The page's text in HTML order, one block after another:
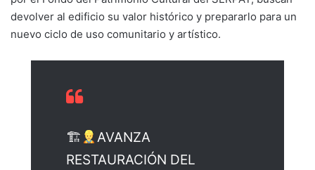
devolver al edificio su valor histórico y prepararlo para un
nuevo ciclo de uso comunitario y artístico.
🏗
AVANZA
RESTAURACIÓN DEL